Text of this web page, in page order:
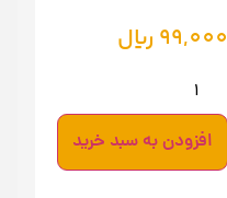
99,000 ریال
افزودن به سبد خرید